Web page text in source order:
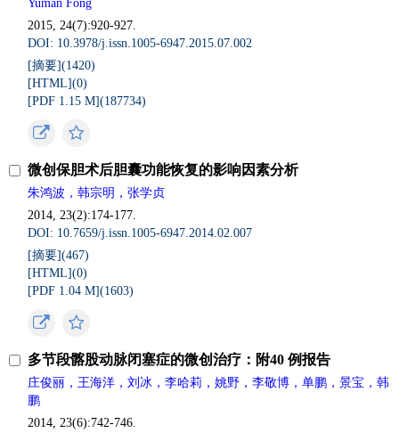
Yuman Fong
2015, 24(7):920-927.
DOI: 10.3978/j.issn.1005-6947.2015.07.002
[摘要](1420)
[HTML](0)
[PDF 1.15 M](187734)
微创保胆术后胆囊功能恢复的影响因素分析
朱鸿波，韩宗明，张学贞
2014, 23(2):174-177.
DOI: 10.7659/j.issn.1005-6947.2014.02.007
[摘要](467)
[HTML](0)
[PDF 1.04 M](1603)
多节段髂股动脉闭塞症的微创治疗：附40 例报告
庄俊丽，王海洋，刘冰，李哈莉，姚野，李敬博，单鹏，景宝，韩
鹏
2014, 23(6):742-746.